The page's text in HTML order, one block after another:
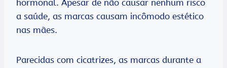
hormonal. Apesar de não causar nenhum risco
a saúde, as marcas causam incômodo estético
nas mães.
Parecidas com cicatrizes, as marcas durante a